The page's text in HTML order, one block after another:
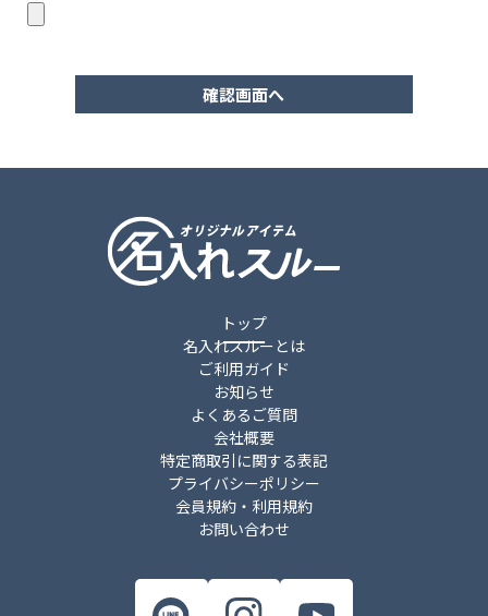
トップ
名入れスルーとは
ご利用ガイド
お知らせ
よくあるご質問
会社概要
特定商取引に関する表記
プライバシーポリシー
会員規約・利用規約
お問い合わせ